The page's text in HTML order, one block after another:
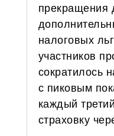
прекращения
налоговых
участников
сократилось
с пиковым
каждый
страховку